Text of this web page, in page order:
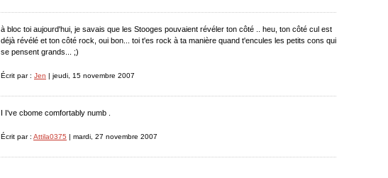
à bloc toi aujourd'hui, je savais que les Stooges pouvaient révéler ton côté .. heu, ton côté cul est
déjà révélé et ton côté rock, oui bon... toi t'es rock à ta manière quand t'encules les petits cons qui
se pensent grands... ;)
Écrit par : Jen | jeudi, 15 novembre 2007
I I've cbome comfortably numb .
Écrit par : Attila0375 | mardi, 27 novembre 2007